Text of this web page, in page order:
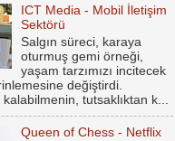
ICT Media - Mobil İletişim
Sektörü
Salgın süreci, karaya
oturmuş gemi örneği,
yaşam tarzımızı incitecek
değiştirdi.
kalabilmenin, tutsaklıktan k...
Queen of Chess - Netflix